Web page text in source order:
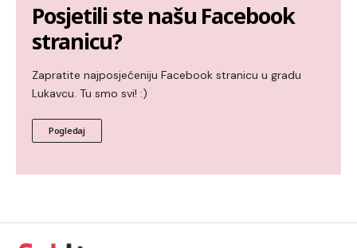
Posjetili ste našu Facebook
stranicu?
Zapratite najposjećeniju Facebook stranicu u gradu
Lukavcu. Tu smo svi! :)
Pogledaj